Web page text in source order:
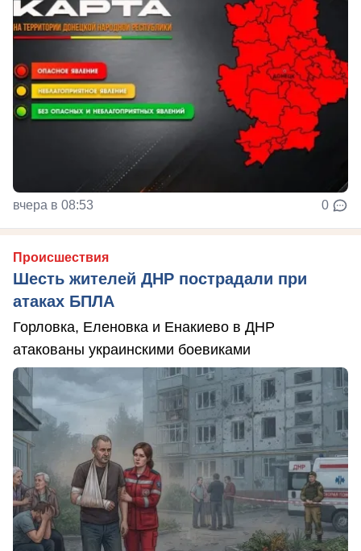
вчера в 08:53 0
Происшествия
Шесть жителей ДНР пострадали при
атаках БПЛА
Горловка, Еленовка и Енакиево в ДНР
атакованы украинскими боевиками